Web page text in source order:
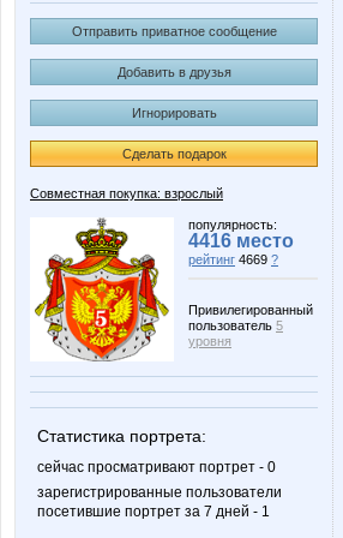
Отправить приватное сообщение
Добавить в друзья
Игнорировать
Сделать подарок
Совместная покупка: взрослый
популярность:
4416 место
рейтинг 4669 ?
Привилегированный
пользователь 5
уровня
Статистика портрета:
сейчас просматривают портрет - 0
зарегистрированные пользователи
посетившие портрет за 7 дней - 1